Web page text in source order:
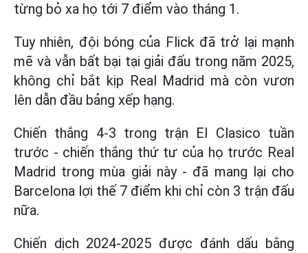
từng bỏ xa họ tới 7 điểm vào tháng 1.
Tuy nhiên, đội bóng của Flick đã trở lại mạnh
mẽ và vẫn bất bại tại giải đấu trong năm 2025,
không chỉ bắt kịp Real Madrid mà còn vươn
lên dẫn đầu bảng xếp hạng.
Chiến thắng 4-3 trong trận El Clasico tuần
trước - chiến thắng thứ tư của họ trước Real
Madrid trong mùa giải này - đã mang lại cho
Barcelona lợi thế 7 điểm khi chỉ còn 3 trận đấu
nữa.
Chiến dịch 2024-2025 được đánh dấu bằng